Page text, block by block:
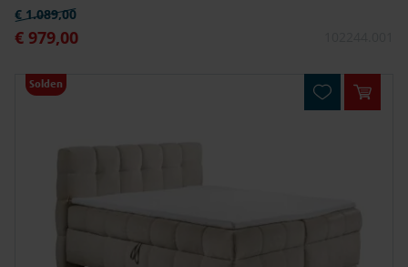
Speciale prijs
€ 979,00
Normale prijs
€ 1.089,00
Solden
In